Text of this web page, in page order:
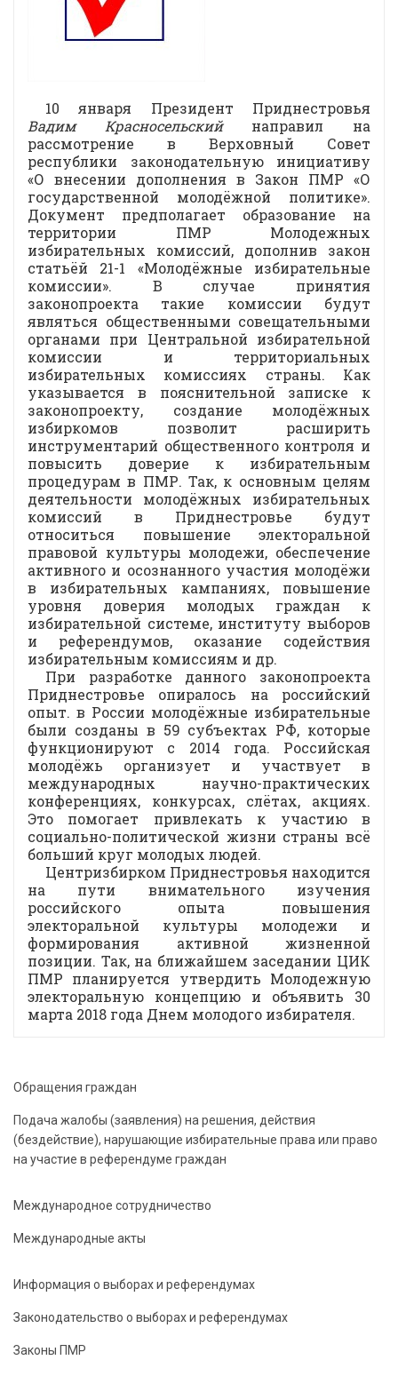
10 января Президент Приднестровья
Вадим Красносельскийнаправил на
рассмотрение в Верховный Совет
республики законодательную инициативу
«О внесении дополнения в Закон ПМР «О
государственной молодёжной политике».
Документ предполагает образование на
территории ПМР Молодежных
избирательных комиссий, дополнив закон
статьёй 21-1 «Молодёжные избирательные
комиссии». В случае принятия
законопроекта такие комиссии будут
являться общественными совещательными
органами при Центральной избирательной
комиссии и территориальных
избирательных комиссиях страны. Как
указывается в пояснительной записке к
законопроекту, создание молодёжных
избиркомов позволит расширить
инструментарий общественного контроля и
повысить доверие к избирательным
процедурам в ПМР. Так, к основным целям
деятельности молодёжных избирательных
комиссий в Приднестровье будут
относиться повышение электоральной
правовой культуры молодежи, обеспечение
активного и осознанного участия молодёжи
в избирательных кампаниях, повышение
уровня доверия молодых граждан к
избирательной системе, институту выборов
и референдумов, оказание содействия
избирательным комиссиям и др.
При разработке данного законопроекта
Приднестровье опиралось на российский
опыт. в России молодёжные избирательные
были созданы в 59 субъектах РФ, которые
функционируют с 2014 года. Российская
молодёжь организует и участвует в
международных научно-практических
конференциях, конкурсах, слётах, акциях.
Это помогает привлекать к участию в
социально-политической жизни страны всё
больший круг молодых людей.
Центризбирком Приднестровья находится
на пути внимательного изучения
российского опыта повышения
электоральной культуры молодежи и
формирования активной жизненной
позиции. Так, на ближайшем заседании ЦИК
ПМР планируется утвердить Молодежную
электоральную концепцию и объявить 30
марта 2018 года Днем молодого избирателя.
Обращения граждан
Подача жалобы (заявления) на решения, действия
(бездействие), нарушающие избирательные права или право
на участие в референдуме граждан
Международное сотрудничество
Международные акты
Информация о выборах и референдумах
Законодательство о выборах и референдумах
Законы ПМР